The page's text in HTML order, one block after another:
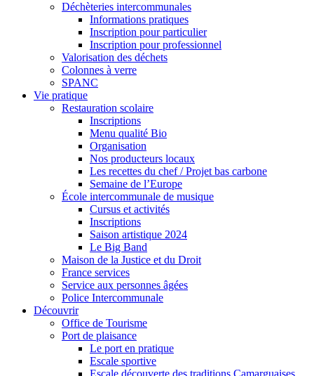
Déchèteries intercommunales
Informations pratiques
Inscription pour particulier
Inscription pour professionnel
Valorisation des déchets
Colonnes à verre
SPANC
Vie pratique
Restauration scolaire
Inscriptions
Menu qualité Bio
Organisation
Nos producteurs locaux
Les recettes du chef / Projet bas carbone
Semaine de l’Europe
École intercommunale de musique
Cursus et activités
Inscriptions
Saison artistique 2024
Le Big Band
Maison de la Justice et du Droit
France services
Service aux personnes âgées
Police Intercommunale
Découvrir
Office de Tourisme
Port de plaisance
Le port en pratique
Escale sportive
Escale découverte des traditions Camarguaises